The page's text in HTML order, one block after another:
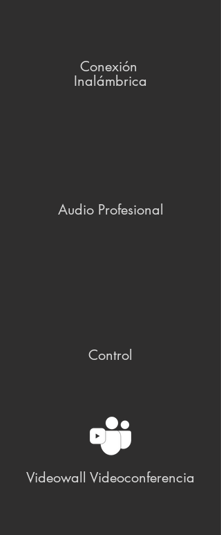
Conexión
Inalámbrica
Audio Profesional
Control
Videowall Videoconferencia